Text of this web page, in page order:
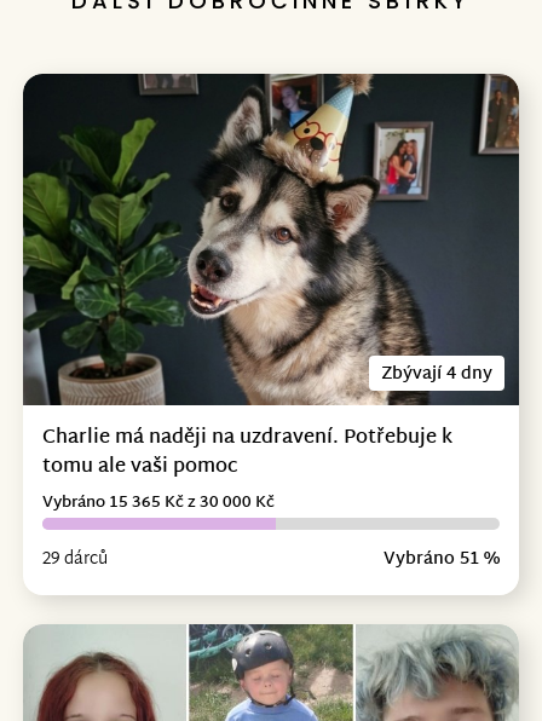
Zbývají 4 dny
Charlie má naději na uzdravení. Potřebuje k
tomu ale vaši pomoc
29 dárců Vybráno 51 %
Vybráno 15 365 Kč z 30 000 Kč